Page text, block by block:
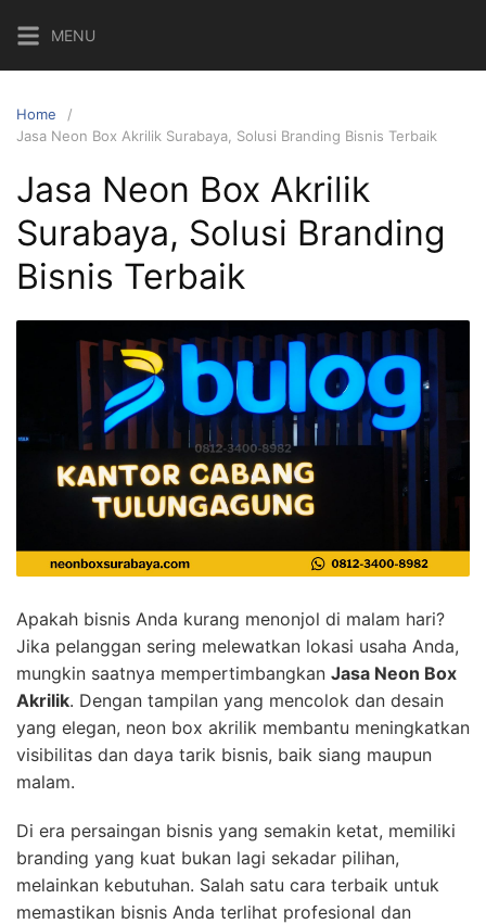
content
MENU
Home
Jasa Neon Box Akrilik Surabaya, Solusi Branding Bisnis Terbaik
Jasa Neon Box Akrilik
Surabaya, Solusi Branding
Bisnis Terbaik
Apakah bisnis Anda kurang menonjol di malam hari?
Jika pelanggan sering melewatkan lokasi usaha Anda,
mungkin saatnya mempertimbangkan Jasa Neon Box
Akrilik. Dengan tampilan yang mencolok dan desain
yang elegan, neon box akrilik membantu meningkatkan
visibilitas dan daya tarik bisnis, baik siang maupun
malam.
Di era persaingan bisnis yang semakin ketat, memiliki
branding yang kuat bukan lagi sekadar pilihan,
melainkan kebutuhan. Salah satu cara terbaik untuk
memastikan bisnis Anda terlihat profesional dan